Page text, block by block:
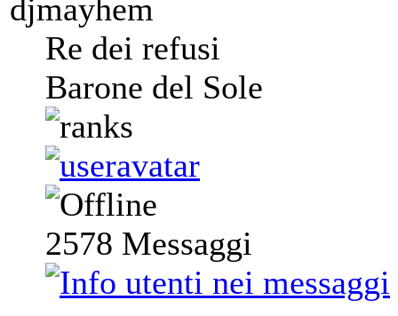
djmayhem
Re dei refusi
Barone del Sole
2578 Messaggi